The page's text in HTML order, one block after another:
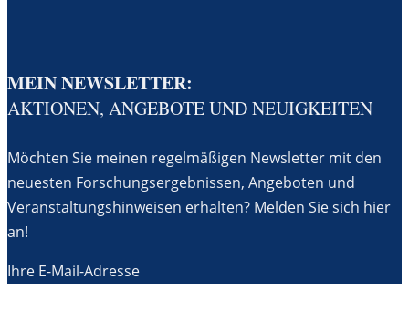
MEIN NEWSLETTER:
AKTIONEN, ANGEBOTE UND NEUIGKEITEN
Möchten Sie meinen regelmäßigen Newsletter mit den
neuesten Forschungsergebnissen, Angeboten und
Veranstaltungshinweisen erhalten? Melden Sie sich hier
an!
Ihre E-Mail-Adresse